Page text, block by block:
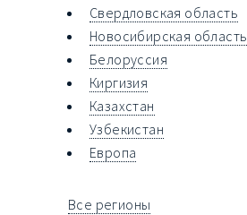
Свердловская область
Новосибирская область
Белоруссия
Киргизия
Казахстан
Узбекистан
Европа
Все регионы